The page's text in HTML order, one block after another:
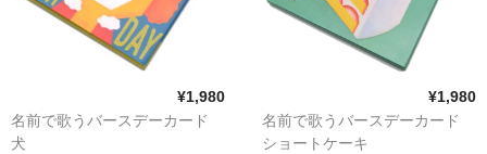
¥1,980
名前で歌うバースデーカード
犬
¥1,980
名前で歌うバースデーカード
ショートケーキ